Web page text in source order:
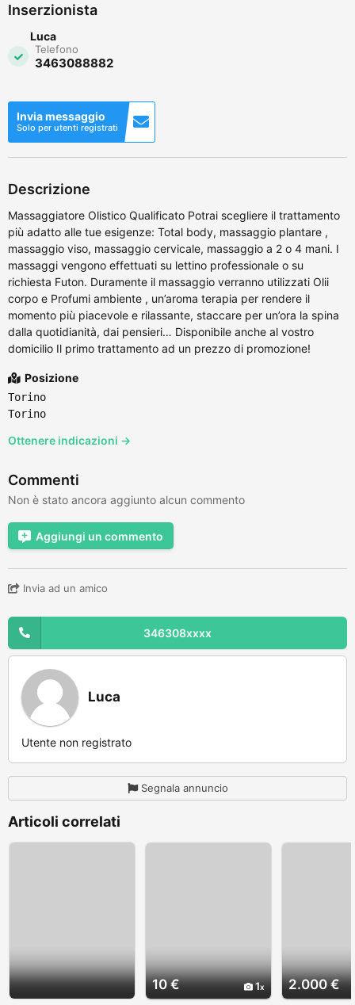
Inserzionista
Luca
Telefono
3463088882
Invia messaggio
Solo per utenti registrati
Descrizione
Massaggiatore Olistico Qualificato Potrai scegliere il trattamento
più adatto alle tue esigenze: Total body, massaggio plantare ,
massaggio viso, massaggio cervicale, massaggio a 2 o 4 mani. I
massaggi vengono effettuati su lettino professionale o su
richiesta Futon. Duramente il massaggio verranno utilizzati Olii
corpo e Profumi ambiente , un’aroma terapia per rendere il
momento più piacevole e rilassante, staccare per un’ora la spina
dalla quotidianità, dai pensieri… Disponibile anche al vostro
domicilio Il primo trattamento ad un prezzo di promozione!
Posizione
Torino
Torino
Ottenere indicazioni →
Commenti
Non è stato ancora aggiunto alcun commento
Aggiungi un commento
Invia ad un amico
346308xxxx
Luca
Utente non registrato
Segnala annuncio
Articoli correlati
10 € 1 2.000 €